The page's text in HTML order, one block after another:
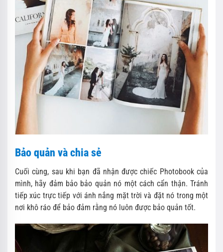
Bảo quản và chia sẻ
Cuối cùng, sau khi bạn đã nhận được chiếc Photobook của
mình, hãy đảm bảo bảo quản nó một cách cẩn thận. Tránh
tiếp xúc trực tiếp với ánh nắng mặt trời và đặt nó trong một
nơi khô ráo để bảo đảm rằng nó luôn được bảo quản tốt.